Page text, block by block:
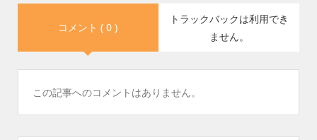
コメント ( 0 )
トラックバックは利用でき
ません。
この記事へのコメントはありません。